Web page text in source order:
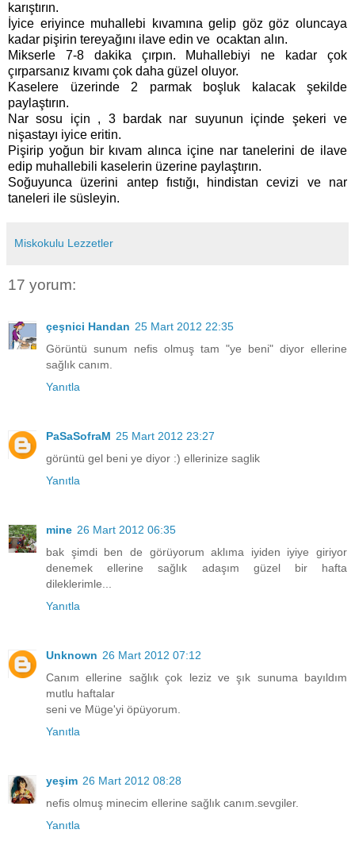
karıştırın.
İyice eriyince muhallebi kıvamına gelip göz göz oluncaya
kadar pişirin tereyağını ilave edin ve ocaktan alın.
Mi kserle 7-8 dakika çırpın. Muhallebiyi ne kadar çok
çırparsanız kıvamı çok daha güzel oluyor.
Kaselere üzerinde 2 parmak boşluk kalacak şekilde
paylaştırın.
Nar sosu için , 3 bardak nar suyunun içinde şekeri ve
nişastayı iyice eritin.
Pişirip yoğun bir kıvam alınca içine nar tanelerini de ilave
edip muhallebili kaselerin üzerine paylaştırın.
Soğuyunca üzerini antep fıstığı, hindistan cevizi ve nar
taneleri ile süsleyin.
Miskokulu Lezzetler
17 yorum:
çeşnici Handan 25 Mart 2012 22:35
Görüntü sunum nefis olmuş tam "ye beni" diyor ellerine
sağlık canım.
Yanıtla
PaSaSofraM 25 Mart 2012 23:27
görüntü gel beni ye diyor :) ellerinize saglik
Yanıtla
mine 26 Mart 2012 06:35
bak şimdi ben de görüyorum aklıma iyiden iyiye giriyor
denemek ellerine sağlık adaşım güzel bir hafta
dileklerimle...
Yanıtla
Unknown 26 Mart 2012 07:12
Canım ellerine sağlık çok leziz ve şık sunuma bayıldım
mutlu haftalar
seni ve Müge'yi öpüyorum.
Yanıtla
yeşim 26 Mart 2012 08:28
nefis olmuş minecim ellerine sağlık canım.sevgiler.
Yanıtla